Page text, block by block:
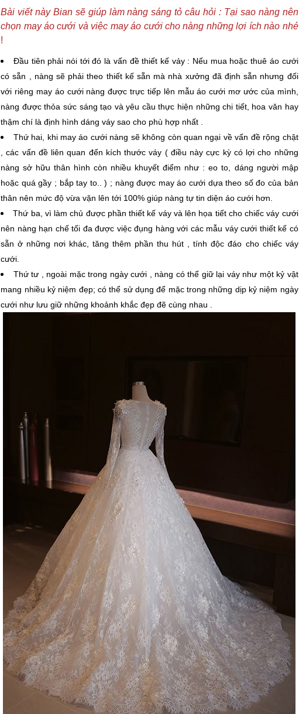
Bài viết này Bian sẽ giúp làm nàng sáng tỏ câu hỏi : Tại sao nàng nên
chọn may áo cưới và việc may áo cưới cho nàng những lợi ích nào nhé
!
Đầu tiên phải nói tới đó là vấn đề thiết kế váy : Nếu mua hoặc thuê áo cưới
có sẵn , nàng sẽ phải theo thiết kế sẵn mà nhà xưởng đã định sẵn nhưng đối
với riêng may áo cưới nàng được trực tiếp lên mẫu áo cưới mơ ước của mình,
nàng được thỏa sức sáng tạo và yêu cầu thực hiện những chi tiết, hoa văn hay
thậm chí là định hình dáng váy sao cho phù hợp nhất .
Thứ hai, khi may áo cưới nàng sẽ không còn quan ngại về vấn đề rộng chật
, các vấn đề liên quan đến kích thước váy ( điều này cực kỳ có lợi cho những
nàng sở hữu thân hình còn nhiều khuyết điểm như : eo to, dáng người mập
hoặc quá gầy ; bắp tay to.. ) ; nàng được may áo cưới dựa theo số đo của bản
thân nên mức độ vừa vặn lên tới 100% giúp nàng tự tin diện áo cưới hơn.
Thứ ba, vì làm chủ được phần thiết kế váy và lên họa tiết cho chiếc váy cưới
nên nàng hạn chế tối đa được việc đụng hàng với các mẫu váy cưới thiết kế có
sẵn ở những nơi khác, tăng thêm phần thu hút , tính độc đáo cho chiếc váy
cưới.
Thứ tư , ngoài mặc trong ngày cưới , nàng có thể giữ lại váy như một kỷ vật
mang nhiều kỷ niệm đẹp; có thể sử dụng để mặc trong những dịp kỷ niệm ngày
cưới như lưu giữ những khoảnh khắc đẹp đẽ cùng nhau .